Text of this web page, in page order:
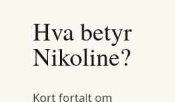
Hva betyr
Nikoline?
Kort fortalt om